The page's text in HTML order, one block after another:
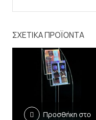
ΣΧΕΤΙΚΆ ΠΡΟΪΌΝΤΑ
Προσθήκη στο